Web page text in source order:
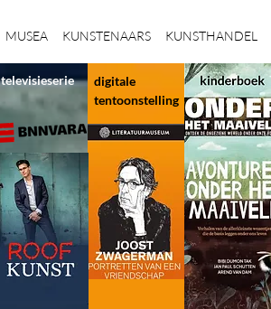
MUSEA KUNSTENAARS KUNSTHANDEL
digitale
tentoonstelling
televisieserie